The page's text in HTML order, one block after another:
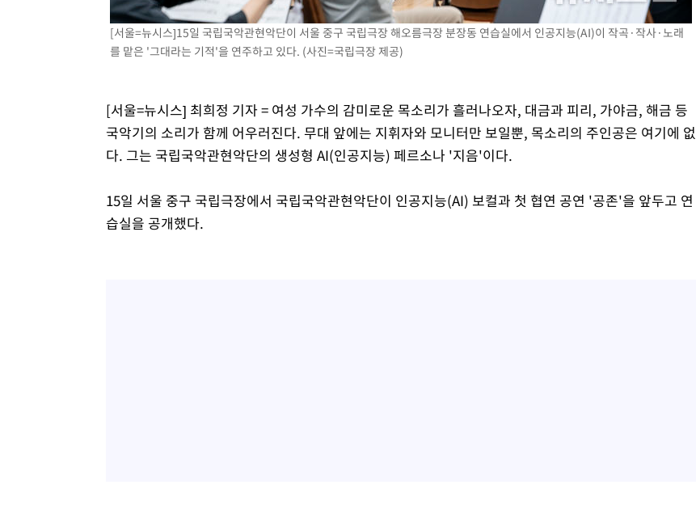
[서울=뉴시스]15일 국립국악관현악단이 서울 중구 국립극장 해오름극장 분장동 연습실에서 인공지능(AI)이 작곡·작사·노래
를 맡은 '그대라는 기적'을 연주하고 있다. (사진=국립극장 제공)
[서울=뉴시스] 최희정 기자 = 여성 가수의 감미로운 목소리가 흘러나오자, 대금과 피리, 가야금, 해금 등
국악기의 소리가 함께 어우러진다. 무대 앞에는 지휘자와 모니터만 보일뿐, 목소리의 주인공은 여기에 없
다. 그는 국립국악관현악단의 생성형 AI(인공지능) 페르소나 '지음'이다.
15일 서울 중구 국립극장에서 국립국악관현악단이 인공지능(AI) 보컬과 첫 협연 공연 '공존'을 앞두고 연
습실을 공개했다.